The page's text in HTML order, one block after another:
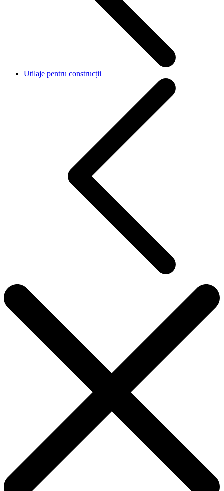
Utilaje pentru construcții